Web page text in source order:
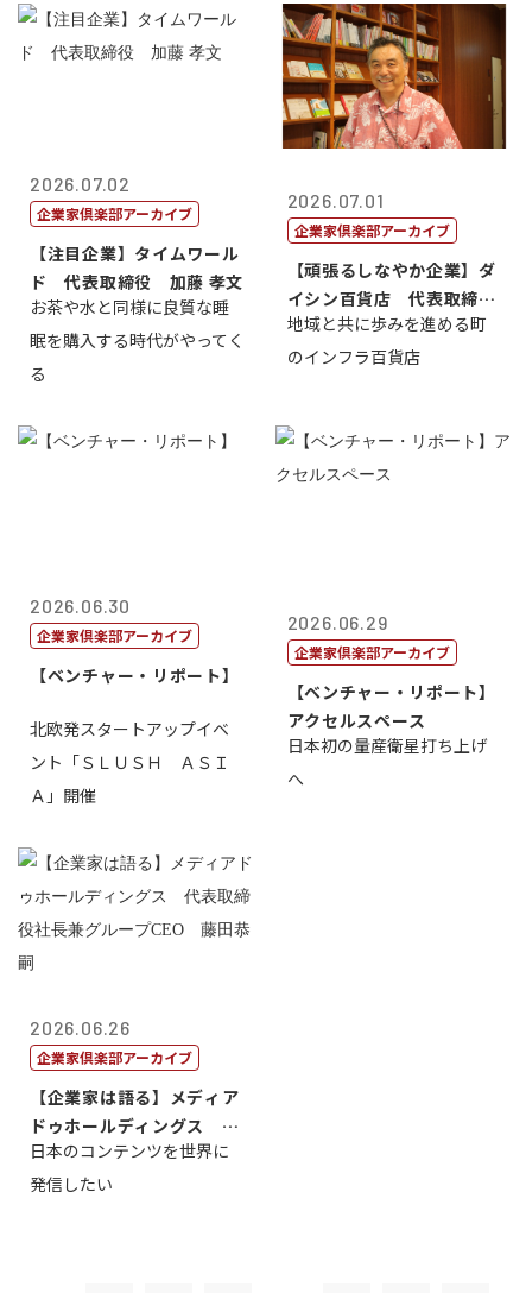
2026.07.02
企業家倶楽部アーカイブ
【注目企業】タイムワール
ド 代表取締役 加藤 孝文
お茶や水と同様に良質な睡
眠を購入する時代がやってく
る
2026.07.01
企業家倶楽部アーカイブ
【頑張るしなやか企業】ダ
イシン百貨店 代表取締役
社長 西山 ...
地域と共に歩みを進める町
のインフラ百貨店
2026.06.30
企業家倶楽部アーカイブ
【ベンチャー・リポート】
北欧発スタートアップイベ
ント「ＳＬＵＳＨ ＡＳＩ
Ａ」開催
2026.06.29
企業家倶楽部アーカイブ
【ベンチャー・リポート】
アクセルスペース
日本初の量産衛星打ち上げ
へ
2026.06.26
企業家倶楽部アーカイブ
【企業家は語る】メディア
ドゥホールディングス 代
表取締役社長...
日本のコンテンツを世界に
発信したい